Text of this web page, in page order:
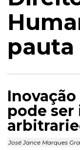
pauta
pode
José Jance Marques